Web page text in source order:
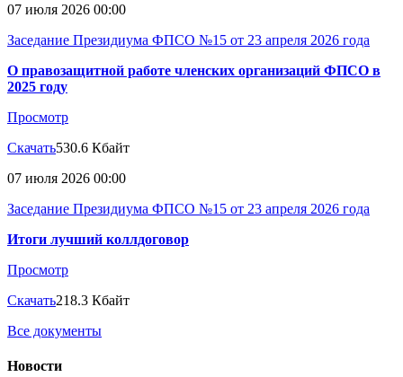
07 июля 2026 00:00
Заседание Президиума ФПСО №15 от 23 апреля 2026 года
О правозащитной работе членских организаций ФПСО в
2025 году
Просмотр
Скачать530.6 Кбайт
07 июля 2026 00:00
Заседание Президиума ФПСО №15 от 23 апреля 2026 года
Итоги лучший коллдоговор
Просмотр
Скачать218.3 Кбайт
Все документы
Новости